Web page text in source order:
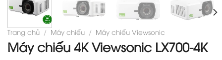
Trang chủ / Máy chiếu / Máy chiếu Viewsonic
Máy chiếu 4K Viewsonic LX700-4K